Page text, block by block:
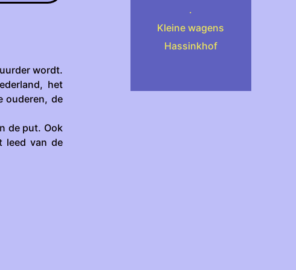
wordt.
het
ouderen, de
de put. Ook
leed van de
.
Kleine wagens
Hassinkhof